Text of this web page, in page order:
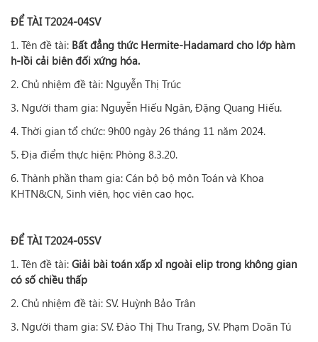
ĐỂ TÀI T2024-04SV
1. Tên đề tài: Bất đẳng thức Hermite-Hadamard cho lớp hàm
h-lồi cải biên đối xứng hóa.
2. Chủ nhiệm đề tài: Nguyễn Thị Trúc
3. Người tham gia: Nguyễn Hiếu Ngân, Đặng Quang Hiếu.
4. Thời gian tổ chức: 9h00 ngày 26 tháng 11 năm 2024.
5. Địa điểm thực hiện: Phòng 8.3.20.
6. Thành phần tham gia: Cán bộ bộ môn Toán và Khoa
KHTN&CN, Sinh viên, học viên cao học.
ĐỂ TÀI T2024-05SV
1. Tên đề tài: Giải bài toán xấp xỉ ngoài elip trong không gian
có số chiều thấp
2. Chủ nhiệm đề tài: SV. Huỳnh Bảo Trân
3. Người tham gia: SV. Đào Thị Thu Trang, SV. Phạm Doãn Tú